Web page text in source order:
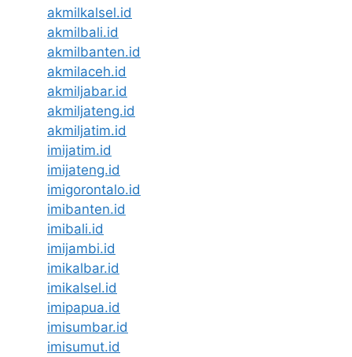
akmilkalsel.id
akmilbali.id
akmilbanten.id
akmilaceh.id
akmiljabar.id
akmiljateng.id
akmiljatim.id
imijatim.id
imijateng.id
imigorontalo.id
imibanten.id
imibali.id
imijambi.id
imikalbar.id
imikalsel.id
imipapua.id
imisumbar.id
imisumut.id